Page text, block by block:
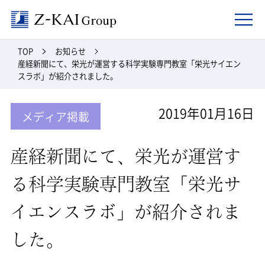
TOP
お知らせ
産経新聞にて、栄光が運営する科学実験専門教室「栄光サイエン
スラボ」が紹介されました。
メディア掲載 2019年01月16日
産経新聞にて、栄光が運営す
る科学実験専門教室「栄光サ
イエンスラボ」が紹介されま
した。